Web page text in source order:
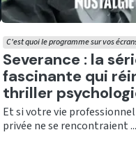
Ecouter
Severance : la
fascinante qui
thriller
C'est quoi le programme sur vos
Et si votre vie
privée ne se rencontraient ...